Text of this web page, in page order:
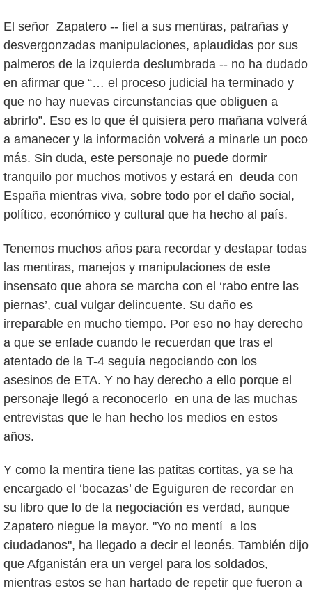
El señor Zapatero -- fiel a sus mentiras, patrañas y
desvergonzadas manipulaciones, aplaudidas por sus
palmeros de la izquierda deslumbrada -- no ha dudado
en afirmar que “… el proceso judicial ha terminado y
que no hay nuevas circunstancias que obliguen a
abrirlo”. Eso es lo que él quisiera pero mañana volverá
a amanecer y la información volverá a minarle un poco
más. Sin duda, este personaje no puede dormir
tranquilo por muchos motivos y estará en deuda con
España mientras viva, sobre todo por el daño social,
político, económico y cultural que ha hecho al país.
Tenemos muchos años para recordar y destapar todas
las mentiras, manejos y manipulaciones de este
insensato que ahora se marcha con el ‘rabo entre las
piernas’, cual vulgar delincuente. Su daño es
irreparable en mucho tiempo. Por eso no hay derecho
a que se enfade cuando le recuerdan que tras el
atentado de la T-4 seguía negociando con los
asesinos de ETA. Y no hay derecho a ello porque el
personaje llegó a reconocerlo en una de las muchas
entrevistas que le han hecho los medios en estos
años.
Y como la mentira tiene las patitas cortitas, ya se ha
encargado el ‘bocazas’ de Eguiguren de recordar en
su libro que lo de la negociación es verdad, aunque
Zapatero niegue la mayor. "Yo no mentí a los
ciudadanos", ha llegado a decir el leonés. También dijo
que Afganistán era un vergel para los soldados,
mientras estos se han hartado de repetir que fueron a